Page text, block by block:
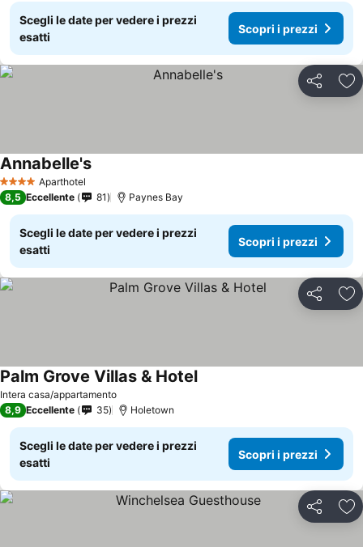
Scegli le date per vedere i prezzi
esatti
Scopri i prezzi
Condividi
4 Stelle Aparthotel
Annabelle'sScopri i prezzi
8,5 Eccellente 81 Paynes Bay
Scegli le date per vedere i prezzi
esatti
Scopri i prezzi
Condividi
Intera casa/appartamento
Palm Grove Villas & HotelScopri i prezzi
8,9 Eccellente 35 Holetown
Scegli le date per vedere i prezzi
esatti
Scopri i prezzi
Condividi